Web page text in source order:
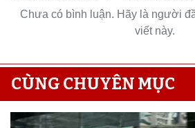
Chưa có bình luận. Hãy là người
viết này.
CÙNG CHUYÊN MỤC